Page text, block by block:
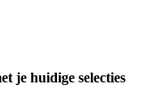
je huidige selecties